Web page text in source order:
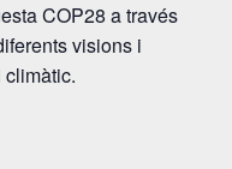
COP28 a través
visions i